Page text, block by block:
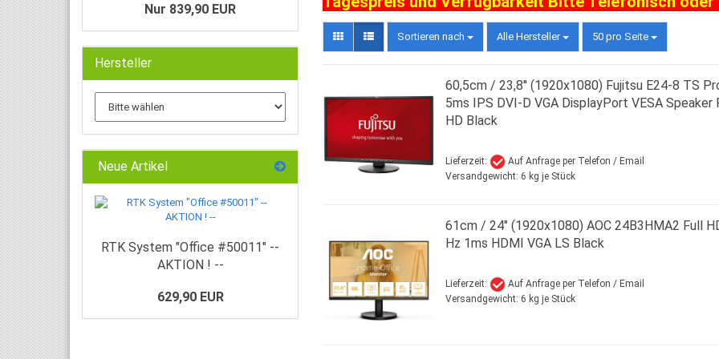
Sortieren nach Alle Hersteller 50 pro Seite
60,5cm / 23,8'' (1920x1080) Fujitsu E24-8 TS
5ms IPS DVI-D VGA DisplayPort VESA Speaker
HD Black
Lieferzeit:
Auf Anfrage per Telefon / Email
Versandgewicht: 6 kg je Stück
61cm / 24" (1920x1080) AOC 24B3HMA2 Full
Hz 1ms HDMI VGA LS Black
Lieferzeit:
Auf Anfrage per Telefon / Email
Versandgewicht: 6 kg je Stück
Nur 839,90 EUR
Hersteller
Neue Artikel
RTK System "Office #50011" --
AKTION ! --
629,90 EUR